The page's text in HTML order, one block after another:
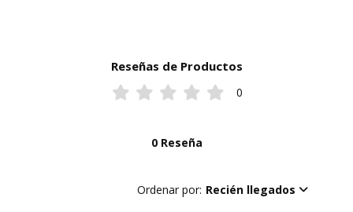
Reseñas de Productos
0
0 Reseña
Ordenar por: Recién llegados